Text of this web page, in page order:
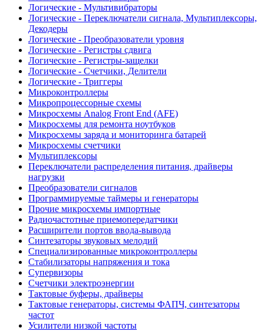
Логические - Мультивибраторы
Логические - Переключатели сигнала, Мультиплексоры,
Декодеры
Логические - Преобразователи уровня
Логические - Регистры сдвига
Логические - Регистры-защелки
Логические - Счетчики, Делители
Логические - Триггеры
Микроконтроллеры
Микропроцессорные схемы
Микросхемы Analog Front End (AFE)
Микросхемы для ремонта ноутбуков
Микросхемы заряда и мониторинга батарей
Микросхемы счетчики
Мультиплексоры
Переключатели распределения питания, драйверы
нагрузки
Преобразователи сигналов
Программируемые таймеры и генераторы
Прочие микросхемы импортные
Радиочастотные приемопередатчики
Расширители портов ввода-вывода
Синтезаторы звуковых мелодий
Специализированные микроконтроллеры
Стабилизаторы напряжения и тока
Супервизоры
Счетчики электроэнергии
Тактовые буферы, драйверы
Тактовые генераторы, системы ФАПЧ, синтезаторы
частот
Усилители низкой частоты